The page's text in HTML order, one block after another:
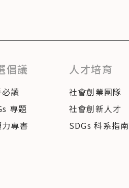
倡議
讀
專題
專書
人才培育
社會創業團隊
社會創新人才
SDGs 科系指南